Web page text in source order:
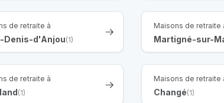
de retraite à
Denis-d'Anjou(1)
Maisons de retraite
Martigné-sur-
de retraite à
(1)
Maisons de retraite
Changé(1)